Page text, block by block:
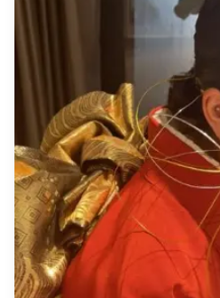
Koreksi dilakukan untuk
tertentu, dan jika diinginkan,
dilakukan pada suasana hati dan warna.
mengabadikan momen spesial
layanan fotografi kami! ◆ Informasi penting: ・Jika Anda
terlambat tiba untuk waktu
dijadwalkan, durasi
dikirimkan dapat dikurangi. ・
akan turun di lokasi
yang dijadwalkan atau jika
pemotretan, tiga opsi
tanggal dan waktu, (2)
membatalkan pemotretan. ![]
(https://assets.hldycdn.com/
![]
(https://assets.hldycdn.com/